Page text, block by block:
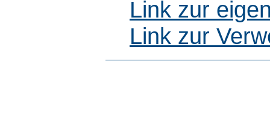
Link zur
Link zur